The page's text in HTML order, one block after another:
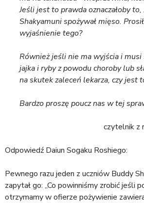
Jeśli jest to prawda oznaczałoby to,
Shakyamuni spożywał mięso.
wyjaśnienie tego?
Również jeśli nie ma wyjścia i musi
jajka i ryby z powodu choroby lub
na skutek zaleceń lekarza, czy jest
Bardzo proszę poucz nas w tej
czytelnik z
Odpowiedź Daiun Sogaku Roshiego:
Pewnego razu jeden z uczniów Buddy
zapytał go: „Co powinniśmy zrobić jeśli
otrzymamy w ofierze pożywienie